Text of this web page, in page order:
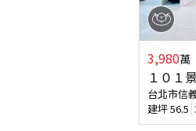
3,980萬
１０１
台北市信
建坪56.5